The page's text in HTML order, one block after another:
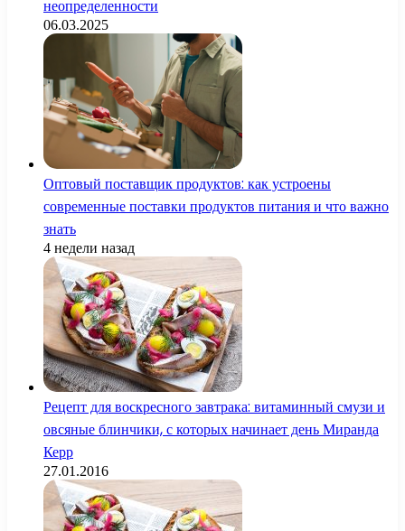
неопределенности
06.03.2025
Оптовый поставщик продуктов: как устроены
современные поставки продуктов питания и что важно
знать
4 недели назад
Рецепт для воскресного завтрака: витаминный смузи и
овсяные блинчики, с которых начинает день Миранда
Керр
27.01.2016